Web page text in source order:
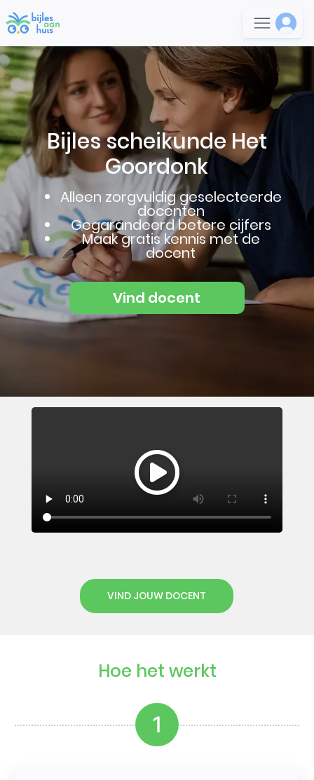
Bijles scheikunde Het
Goordonk
Alleen zorgvuldig geselecteerde
docenten
Gegarandeerd betere cijfers
Maak gratis kennis met de
docent
Vind docent
VIND JOUW DOCENT
Hoe het werkt
1